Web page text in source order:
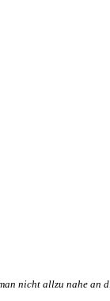
nicht allzu nahe an